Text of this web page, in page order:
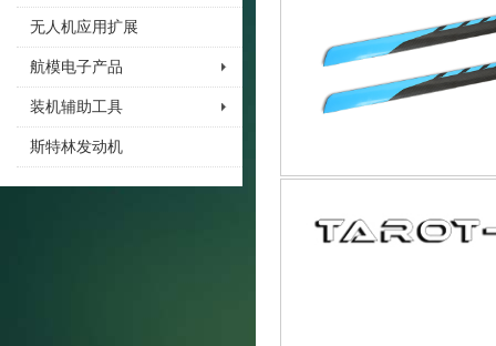
无人机应用扩展
航模电子产品
装机辅助工具
斯特林发动机